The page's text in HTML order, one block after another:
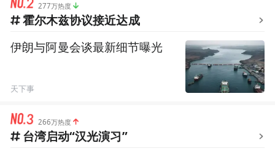
277万热度
霍尔木兹协议接近达成
伊朗与阿曼会谈最新细节曝光
天下事
266万热度
台湾启动“汉光演习”